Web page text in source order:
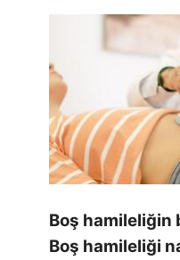
Boş
Boş hamileliği